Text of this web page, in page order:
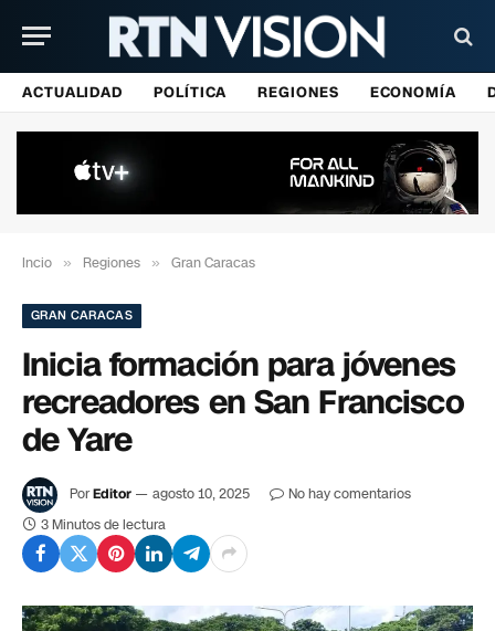
ACTUALIDAD POLÍTICA REGIONES ECONOMÍA
Incio » Regiones » Gran Caracas
GRAN CARACAS
Inicia formación para jóvenes
recreadores en San Francisco
de Yare
PorEditor agosto 10, 2025
No hay comentarios
3 Minutos de lectura